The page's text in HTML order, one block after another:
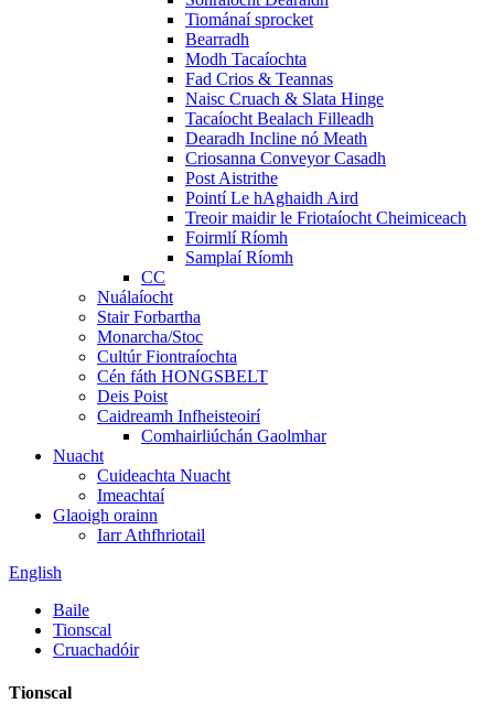
Tiománaí sprocket
Bearradh
Modh Tacaíochta
Fad Crios & Teannas
Naisc Cruach & Slata Hinge
Tacaíocht Bealach Filleadh
Dearadh Incline nó Meath
Criosanna Conveyor Casadh
Post Aistrithe
Pointí Le hAghaidh Aird
Treoir maidir le Friotaíocht Cheimiceach
Foirmlí Ríomh
Samplaí Ríomh
CC
Nuálaíocht
Stair Forbartha
Monarcha/Stoc
Cultúr Fiontraíochta
Cén fáth HONGSBELT
Deis Poist
Caidreamh Infheisteoirí
Comhairliúchán Gaolmhar
Nuacht
Cuideachta Nuacht
Imeachtaí
Glaoigh orainn
Iarr Athfhriotail
English
Baile
Tionscal
Cruachadóir
Tionscal